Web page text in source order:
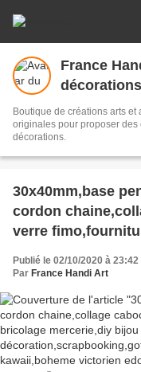
France
décorations
Boutique de créations arts
originales pour proposer
décorations.
30x40mm,base
cordon
verre
bijou accessoire
nouveau
Publié le 02/10/2020 à 23:42
Par France Handi Art